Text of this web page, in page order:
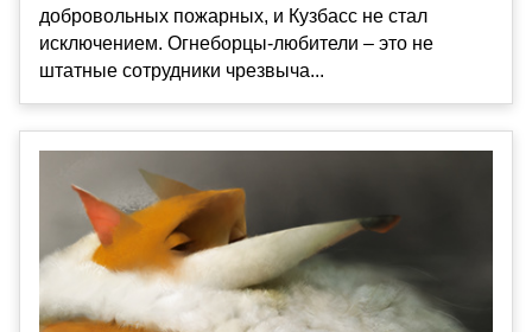
добровольных пожарных, и Кузбасс не стал
исключением. Огнеборцы-любители – это не
штатные сотрудники чрезвыча...